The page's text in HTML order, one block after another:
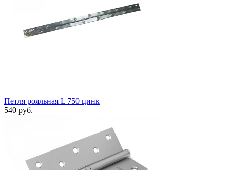
Петля рояльная L 750 цинк
540 руб.